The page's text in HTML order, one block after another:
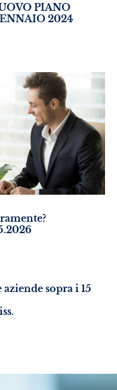
PIANO
2024
sopra i 15